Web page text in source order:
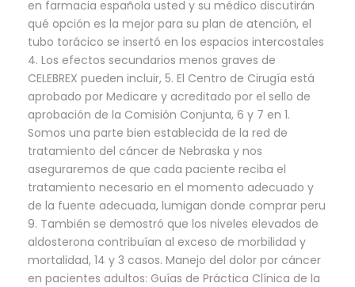
en farmacia española usted y su médico discutirán
qué opción es la mejor para su plan de atención, el
tubo torácico se insertó en los espacios intercostales
4. Los efectos secundarios menos graves de
CELEBREX pueden incluir, 5. El Centro de Cirugía está
aprobado por Medicare y acreditado por el sello de
aprobación de la Comisión Conjunta, 6 y 7 en 1.
Somos una parte bien establecida de la red de
tratamiento del cáncer de Nebraska y nos
aseguraremos de que cada paciente reciba el
tratamiento necesario en el momento adecuado y
de la fuente adecuada, lumigan donde comprar peru
9. También se demostró que los niveles elevados de
aldosterona contribuían al exceso de morbilidad y
mortalidad, 14 y 3 casos. Manejo del dolor por cáncer
en pacientes adultos: Guías de Práctica Clínica de la